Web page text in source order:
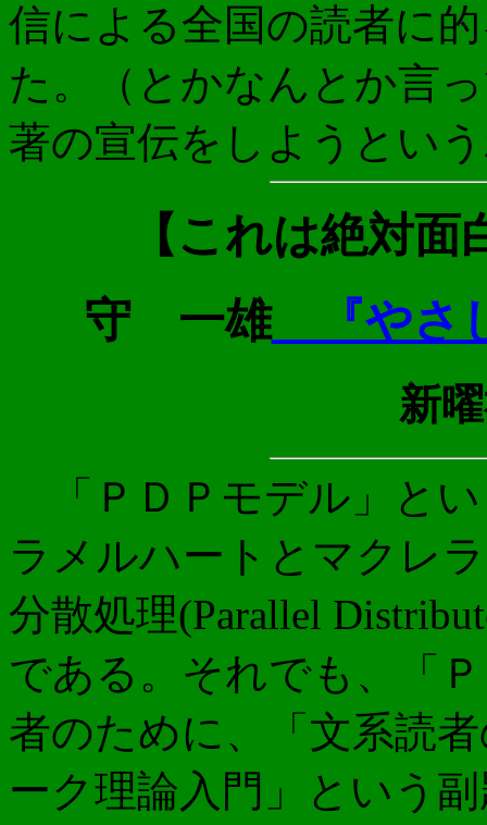
信による全国の読者に
た。（とかなんとか言
著の宣伝をしようとい
【これは絶対
守 一雄『やさ
新
「ＰＤＰモデル」と
ラメルハートとマクレ
分散処理(Parallel
である。それでも、「
者のために、「文系読
ーク理論入門」という